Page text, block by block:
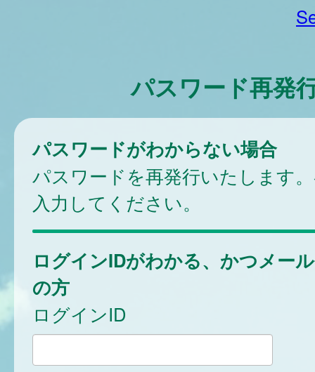
パスワード再発
パスワードがわからない場合
パスワードを再発行いたします
入力してください。
ログインIDがわかる、かつメー
の方
ログインID